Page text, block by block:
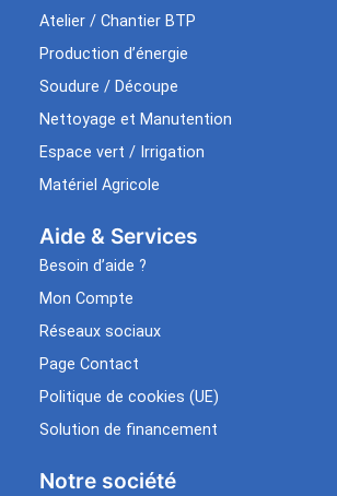
Atelier / Chantier BTP
Production d’énergie
Soudure / Découpe
Nettoyage et Manutention
Espace vert / Irrigation
Matériel Agricole
Aide & Services​
Besoin d’aide ?
Mon Compte
Réseaux sociaux
Page Contact
Politique de cookies (UE)
Solution de financement
Notre société